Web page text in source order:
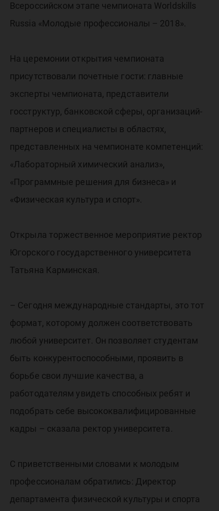
Всероссийском этапе чемпионата Worldskills
Russia «Молодые профессионалы – 2018».
На церемонии открытия чемпионата
присутствовали почетные гости: главные
эксперты чемпионата, представители
госструктур, банковской сферы, организаций-
партнеров и специалисты в областях,
представленных на чемпионате компетенций:
«Лабораторный химический анализ»,
«Программные решения для бизнеса» и
«Физическая культура и спорт».
Открыла торжественное мероприятие ректор
Югорского государственного университета
Татьяна Карминская.
– Сегодня международные стандарты, это тот
формат, которому должен соответствовать
любой университет. Он позволяет студентам
быть конкурентоспособными, проявить в
борьбе свои лучшие качества, а
работодателям увидеть способных ребят и
подобрать себе высококвалифицированные
кадры – сказала ректор университета.
С приветственными словами к молодым
профессионалам обратились: Директор
департамента физической культуры и спорта